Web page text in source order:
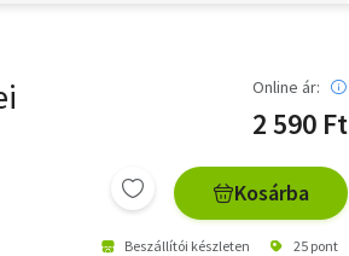
Online ár:
2 590 Ft
Kosárba
Beszállítói készleten
25 pont